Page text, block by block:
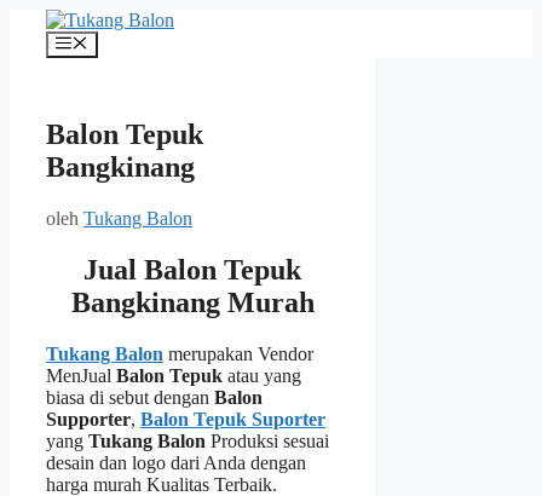
Langsung
Menu
Balon Tepuk
Bangkinang
oleh Tukang Balon
Jual Balon Tepuk
Bangkinang Murah
Tukang Balon merupakan Vendor
MenJual Balon Tepuk atau yang
biasa di sebut dengan Balon
Supporter, Balon Tepuk Suporter
yang Tukang Balon Produksi sesuai
desain dan logo dari Anda dengan
harga murah Kualitas Terbaik.